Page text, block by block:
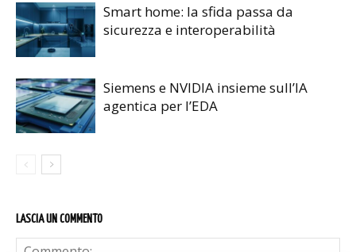
Smart home: la sfida passa da
sicurezza e interoperabilità
Siemens e NVIDIA insieme sull’IA
agentica per l’EDA
LASCIA UN COMMENTO